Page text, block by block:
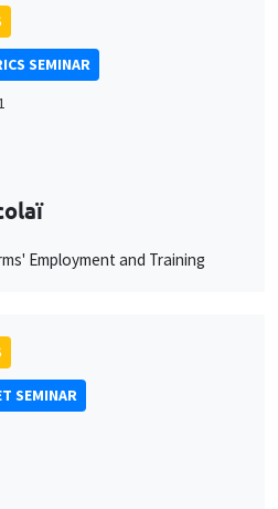
SEMINAR
Employment and Training
SEMINAR